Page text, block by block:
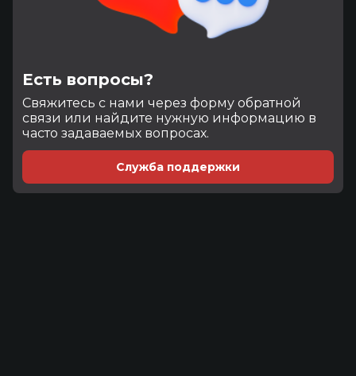
Есть вопросы?
Cвяжитесь с нами через форму обратной
связи или найдите нужную информацию в
часто задаваемых вопросах.
Служба поддержки